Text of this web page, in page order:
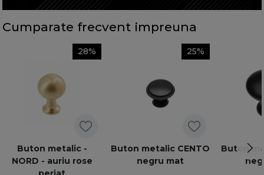
Cumparate frecvent impreuna
28%
Buton metalic -
NORD - auriu rose
25%
Buton metalic CENTO
negru mat
Buton